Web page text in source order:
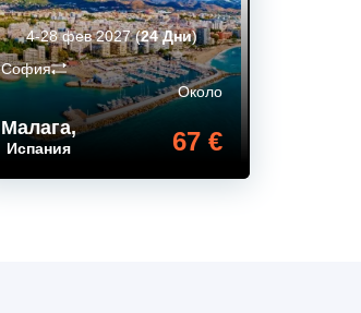
Малага,
Испания
Около
67 €
София
4-28 фев 2027(24 Дни)